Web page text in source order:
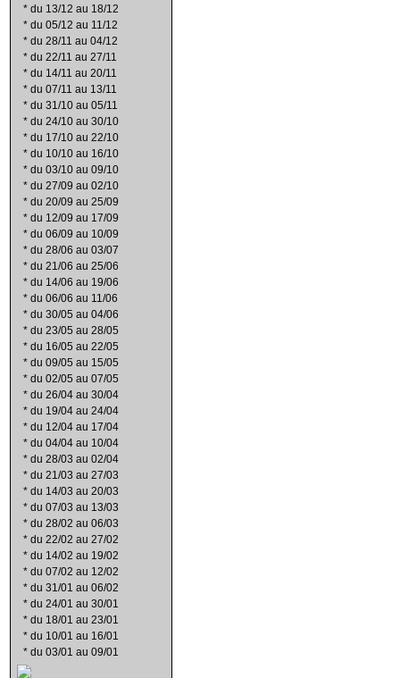
* du 13/12 au 18/12
* du 05/12 au 11/12
* du 28/11 au 04/12
* du 22/11 au 27/11
* du 14/11 au 20/11
* du 07/11 au 13/11
* du 31/10 au 05/11
* du 24/10 au 30/10
* du 17/10 au 22/10
* du 10/10 au 16/10
* du 03/10 au 09/10
* du 27/09 au 02/10
* du 20/09 au 25/09
* du 12/09 au 17/09
* du 06/09 au 10/09
* du 28/06 au 03/07
* du 21/06 au 25/06
* du 14/06 au 19/06
* du 06/06 au 11/06
* du 30/05 au 04/06
* du 23/05 au 28/05
* du 16/05 au 22/05
* du 09/05 au 15/05
* du 02/05 au 07/05
* du 26/04 au 30/04
* du 19/04 au 24/04
* du 12/04 au 17/04
* du 04/04 au 10/04
* du 28/03 au 02/04
* du 21/03 au 27/03
* du 14/03 au 20/03
* du 07/03 au 13/03
* du 28/02 au 06/03
* du 22/02 au 27/02
* du 14/02 au 19/02
* du 07/02 au 12/02
* du 31/01 au 06/02
* du 24/01 au 30/01
* du 18/01 au 23/01
* du 10/01 au 16/01
* du 03/01 au 09/01